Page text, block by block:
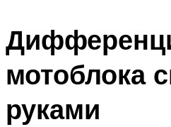
мотоблока
руками